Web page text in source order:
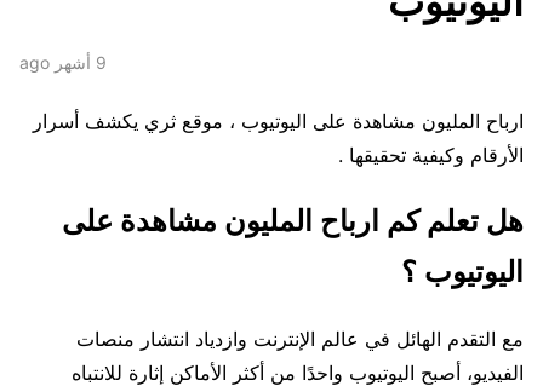
9 أشهر ago
ارباح المليون مشاهدة على اليوتيوب ، موقع ثري يكشف أسرار
الأرقام وكيفية تحقيقها .
هل تعلم كم ارباح المليون مشاهدة على
اليوتيوب ؟
مع التقدم الهائل في عالم الإنترنت وازدياد انتشار منصات
الفيديو، أصبح اليوتيوب واحدًا من أكثر الأماكن إثارة للانتباه